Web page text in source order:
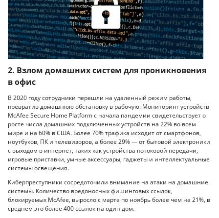
2. Взлом домашних систем для проникновения
в офис
В 2020 году сотрудники перешли на удаленный режим работы,
превратив домашнюю обстановку в рабочую. Мониторинг устройств
McAfee Secure Home Platform с начала пандемии свидетельствует о
росте числа домашних подключенных устройств на 22% во всем
мире и на 60% в США. Более 70% трафика исходит от смартфонов,
ноутбуков, ПК и телевизоров, а более 29% — от бытовой электроники
с выходом в интернет, таких как устройства потоковой передачи,
игровые приставки, умные аксессуары, гаджеты и интеллектуальные
системы освещения.
Киберпреступники сосредоточили внимание на атаки на домашние
системы. Количество вредоносных фишинговых ссылок,
блокируемых McAfee, выросло с марта по ноябрь более чем на 21%, в
среднем это более 400 ссылок на один дом.